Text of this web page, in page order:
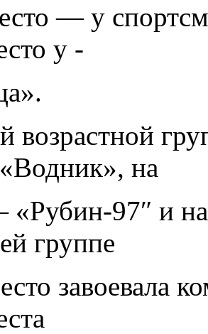
— у
у -
возрастной
на
«Рубин-97″ и
группе
завоевала